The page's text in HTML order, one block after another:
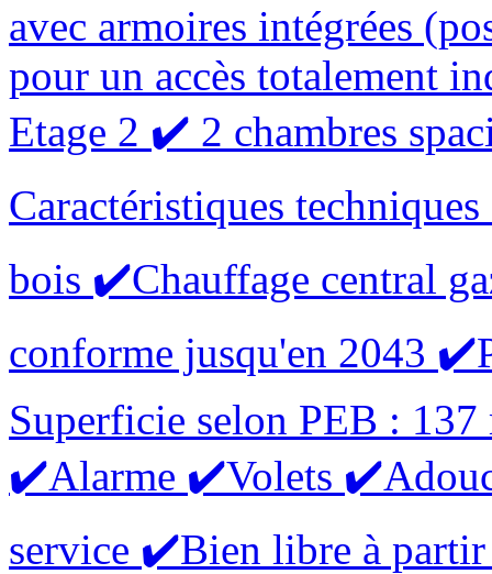
avec armoires intégrées
pour un accès totalement
Etage 2 ✔️ 2 chambres
Caractéristiques
bois ✔️Chauffage central
conforme jusqu'en 2043
Superficie selon PEB :
✔️Alarme ✔️Volets
service ✔️Bien libre à